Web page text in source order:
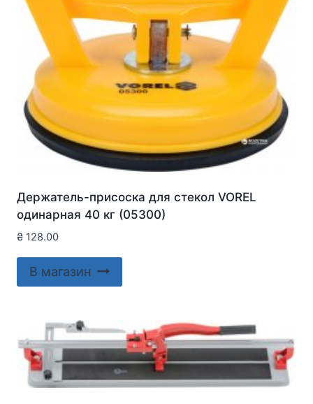
Держатель-присоска для стекол VOREL
одинарная 40 кг (05300)
₴ 128.00
В магазин